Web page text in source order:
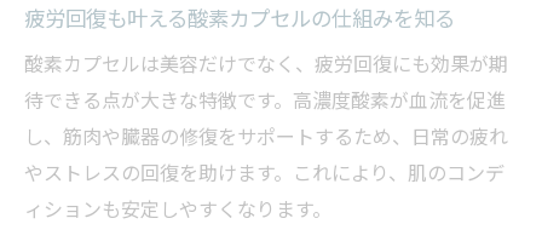
疲労回復も叶える酸素カプセルの仕組みを知る
酸素カプセルは美容だけでなく、疲労回復にも効果が期
待できる点が大きな特徴です。高濃度酸素が血流を促進
し、筋肉や臓器の修復をサポートするため、日常の疲れ
やストレスの回復を助けます。これにより、肌のコンデ
ィションも安定しやすくなります。